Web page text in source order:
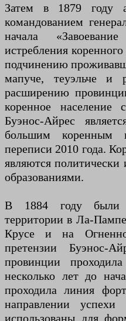
Затем в 1879 году
командованием
начала
истребления
подчинению
мапуче, теуэльче и
расширению
коренное население
Буэнос-Айрес
большим коренным
переписи 2010 года.
являются
образованиями.
В 1884 году были
территории в Ла-
Крусе и на
претензии Буэнос-
провинции
несколько лет до
проходила линия
направлении
использованы для